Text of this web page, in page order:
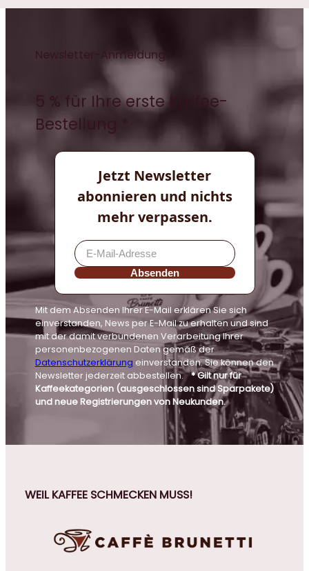
Newsletter-Anmeldung
5 % für Ihre erste Kaffee-
Bestellung *
Jetzt Newsletter
abonnieren und nichts
mehr verpassen.
Absenden
Mit dem Absenden Ihrer E-Mail erklären Sie sich
einverstanden, News per E-Mail zu erhalten und sind
mit der damit verbundenen Verarbeitung Ihrer
personenbezogenen Daten gemäß der
Datenschutzerklärung einverstanden. Sie können den
Newsletter jederzeit abbestellen.* Gilt nur für
Kaffeekategorien (ausgeschlossen sind Sparpakete)
und neue Registrierungen von Neukunden.
WEIL KAFFEE SCHMECKEN MUSS!